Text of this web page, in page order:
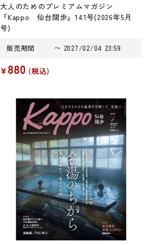
大人のためのプレミアムマガジン
『Kappo 仙台闊歩』141号(2026年5月
号)
販売期間 〜 2027/02/04 23:59
¥880 税込